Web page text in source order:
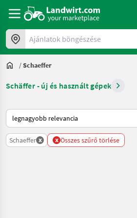
Ajánlatok böngészése
/Schaeffer
Schäffer - új és használt gépek
Így van sorba rendezve a Landwirt.com-on
Schaeffer x x Összes szűrő törlése